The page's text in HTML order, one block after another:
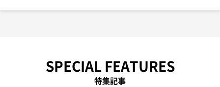
SPECIAL FEATURES
特集記事